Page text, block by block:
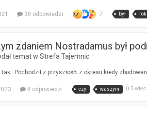
30 odpowiedzi 7 był rok
zdaniem Nostradamus był
temat w Strefa Tajemnic
. Pochodził z przyszłośći z okresu kiedy
8 odpowiedzi czy waszym (i 5